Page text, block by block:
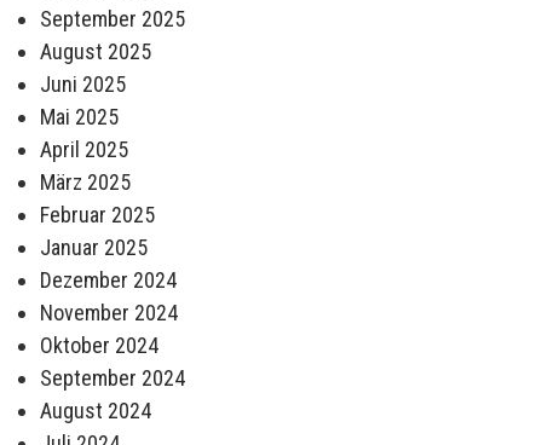
September 2025
August 2025
Juni 2025
Mai 2025
April 2025
März 2025
Februar 2025
Januar 2025
Dezember 2024
November 2024
Oktober 2024
September 2024
August 2024